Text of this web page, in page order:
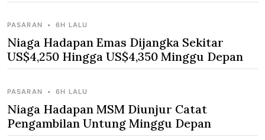
PASARAN • 6H LALU
Niaga Hadapan Emas Dijangka Sekitar
US$4,250 Hingga US$4,350 Minggu Depan
PASARAN • 6H LALU
Niaga Hadapan MSM Diunjur Catat
Pengambilan Untung Minggu Depan